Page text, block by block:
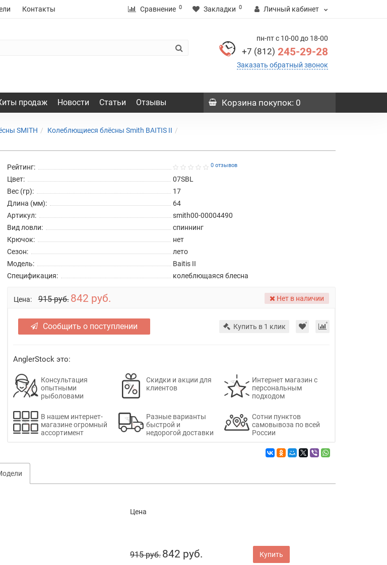
Контакты Сравнение 0 Закладки 0 Личный кабинет
пн-пт с 10-00 до 18-00
+7 (812) 245-29-28
Заказать обратный звонок
продаж Новости Статьи Отзывы Корзина покупок: 0
SMITH Колеблющиеся блёсны Smith BAITIS II
Рейтинг: 0 отзывов
Цвет:
07SBL
Вес (гр):
17
Длина (мм):
64
Артикул:
smith00-00004490
Вид ловли:
спиннинг
Крючок:
нет
Сезон:
лето
Модель:
Baitis II
Спецификация:
колеблющаяся блесна
Цена: 915 руб. 842 руб. Нет в наличии
Сообщить о поступлении Купить в 1 клик
AnglerStock это:
Консультация
опытными
рыболовами
Скидки и акции для
клиентов
Интернет магазин с
персональным
подходом
В нашем интернет-
магазине огромный
ассортимент
Разные варианты
быстрой и
недорогой доставки
Сотни пунктов
самовывоза по всей
России
Цена
915 руб. 842 руб. Купить